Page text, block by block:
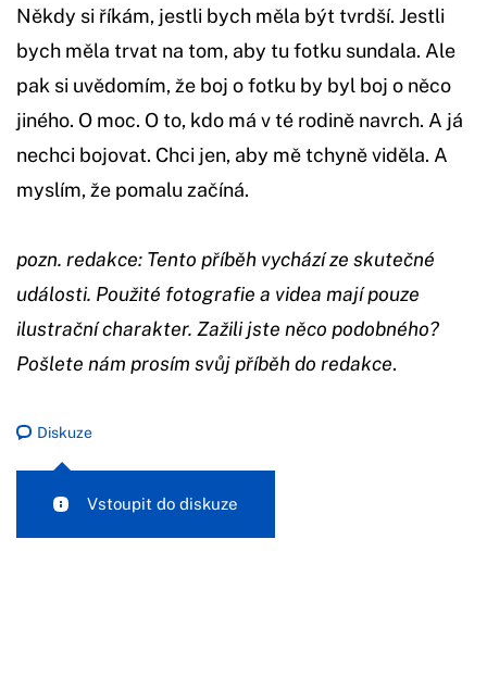
Někdy si říkám, jestli bych měla být tvrdší. Jestli
bych měla trvat na tom, aby tu fotku sundala. Ale
pak si uvědomím, že boj o fotku by byl boj o něco
jiného. O moc. O to, kdo má v té rodině navrch. A já
nechci bojovat. Chci jen, aby mě tchyně viděla. A
myslím, že pomalu začíná.
pozn. redakce: Tento příběh vychází ze skutečné
události. Použité fotografie a videa mají pouze
ilustrační charakter. Zažili jste něco podobného?
Pošlete nám prosím svůj příběh do redakce.
Diskuze
Vstoupit do diskuze